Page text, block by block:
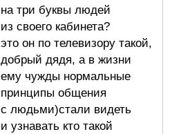
на три буквы людей
из своего кабинета?
это он по телевизору такой,
добрый дядя, а в жизни
ему чужды нормальные
принципы общения
с людьми)стали видеть
и узнавать кто такой